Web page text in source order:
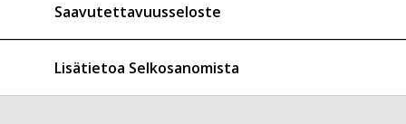
Saavutettavuusseloste
Lisätietoa Selkosanomista